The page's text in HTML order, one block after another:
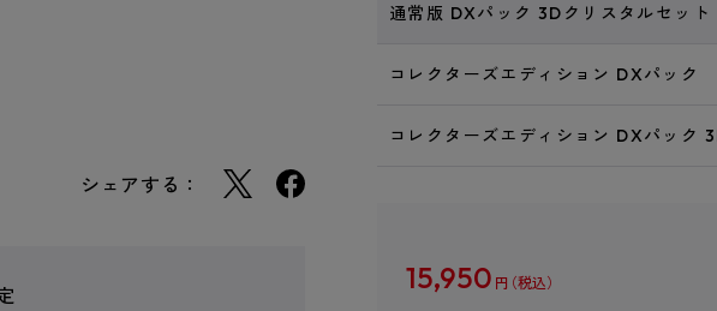
シェアする：
通常版 DXパック 3Dクリスタルセット
コレクターズエディション DXパック
コレクターズエディション DXパック
15,950 円